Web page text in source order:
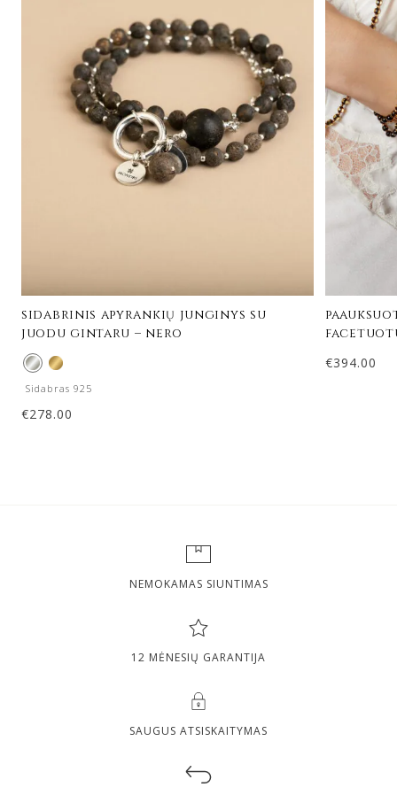
sidabrinis apyrankių junginys su
juodu gintaru – nero
Sidabras 925
€278.00
€394.00
NEMOKAMAS SIUNTIMAS
12 MĖNESIŲ GARANTIJA
SAUGUS ATSISKAITYMAS